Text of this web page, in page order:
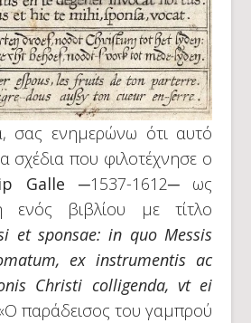
σας ενημερώνω ότι αυτό
σχέδια που φιλοτέχνησε ο
Galle ─1537-1612─ ως
ενός βιβλίου με τίτλο
et sponsae: in quo Messis
, ex instrumentis ac
Christi colligenda, vt ei
παράδεισος του γαμπρού